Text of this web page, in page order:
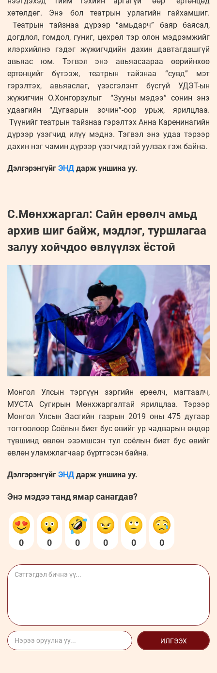
хөтөлдөг. Энэ бол театрын урлагийн гайхамшиг.
Театрын тайзнаа дүрээр “амьдарч” баяр баясал,
догдлол, гомдол, гуниг, цөхрөл тэр олон мэдрэмжийг
илэрхийлнэ гэдэг жүжигчдийн дахин давтагдашгүй
авьяас юм. Тэгвэл энэ авьяасаараа өөрийнхөө
ертөнцийг бүтээж, театрын тайзнаа “сувд” мэт
гэрэлтэх, авьяаслаг, үзэсгэлэнт бүсгүй УДЭТ-ын
жүжигчин О.Хонгорзулыг “Зууны мэдээ” сонин энэ
удаагийн “Дугаарын зочин”-оор урьж, ярилцлаа.
Түүнийг театрын тайзнаа гэрэлтэх Анна Каренинагийн
дүрээр үзэгчид илүү мэднэ. Тэгвэл энэ удаа тэрээр
дахин нэг чамин дүрээр үзэгчидтэй уулзах гэж байна.
Дэлгэрэнгүйг ЭНД дарж уншина уу.
С.Мөнхжаргал: Сайн ерөөлч амьд
архив шиг байж, мэдлэг, туршлагаа
залуу хойчдоо өвлүүлэх ёстой
Монгол Улсын тэргүүн зэргийн ерөөлч, магтаалч,
МУСТА Сугирын Мөнхжаргалтай ярилцлаа. Тэрээр
Монгол Улсын Засгийн газрын 2019 оны 475 дугаар
тогтоолоор Соёлын биет бус өвийг ур чадварын өндөр
түвшинд өвлөн эзэмшсэн тул соёлын биет бус өвийг
өвлөн уламжлагчаар бүртгэсэн байна.
Дэлгэрэнгүйг ЭНД дарж уншина уу.
Энэ мэдээ танд ямар санагдав?
0 0 0 0 0 0
ИЛГЭЭХ